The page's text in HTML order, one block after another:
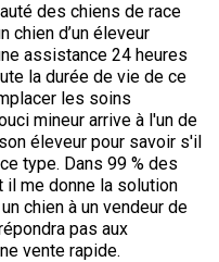
des chiens de race
chien d’un éleveur
assistance 24 heures
la durée de vie de ce
les soins
mineur arrive à l'un de
éleveur pour savoir s'il
type. Dans 99 % des
il me donne la solution
chien à un vendeur de
pas aux
vente rapide.